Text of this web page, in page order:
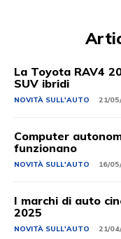
La Toyota RAV4
SUV ibridi
NOVITÀ SULL'AUTO 21/
Computer
funzionano
NOVITÀ SULL'AUTO 16/
I marchi di auto
2025
NOVITÀ SULL'AUTO 21/